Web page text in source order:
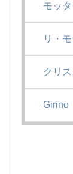
モッ
リ・
クリ
Girino